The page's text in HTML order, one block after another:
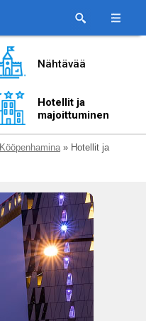
Nähtävää
Hotellit ja
majoittuminen
Kööpenhamina» Hotellit ja